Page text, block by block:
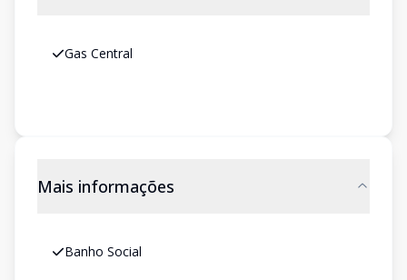
Gas Central
Mais informações
Banho Social